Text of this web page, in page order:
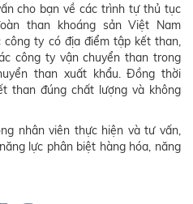
cho bạn về các trình tự thủ tục
than khoáng sản Việt Nam
công ty có địa điểm tập kết than,
công ty vận chuyển than trong
than xuất khẩu. Đồng thời
than đúng chất lượng và không
nhân viên thực hiện và tư vấn,
lực phân biệt hàng hóa, năng